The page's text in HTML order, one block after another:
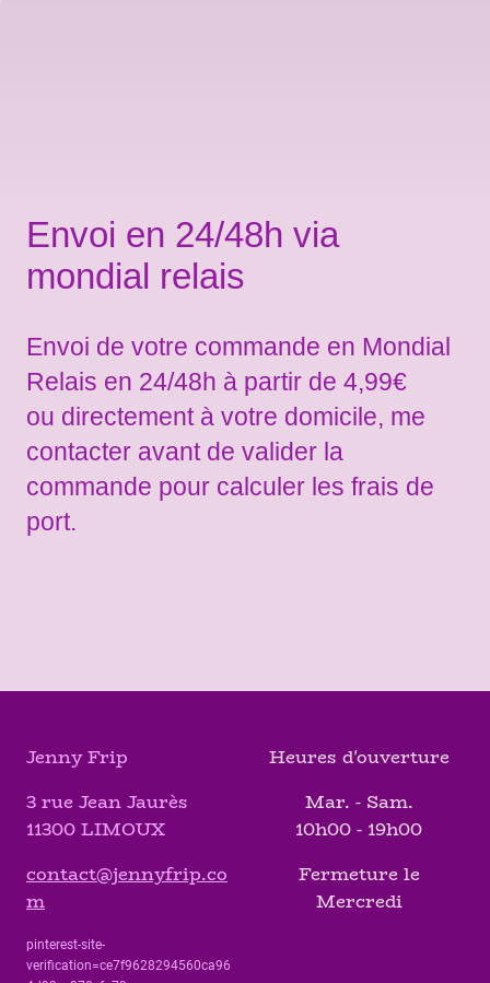
Envoi en 24/48h via
mondial relais
Envoi de votre commande en Mondial
Relais en 24/48h à partir de 4,99€
ou directement à votre domicile, me
contacter avant de valider la
commande pour calculer les frais de
port.
Jenny Frip
3 rue Jean Jaurès
11300 LIMOUX
contact@jennyfrip.co
m
pinterest-site-
verification=ce7f9628294560ca96
Heures d'ouverture
Mar. - Sam.
10h00 - 19h00
Fermeture le
Mercredi